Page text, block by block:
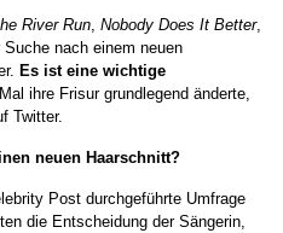
River Run, Nobody Does It Better,
nach einem neuen
Es ist eine wichtige
ihre Frisur grundlegend änderte,
Twitter.
neuen Haarschnitt?
Post durchgeführte Umfrage
die Entscheidung der Sängerin,